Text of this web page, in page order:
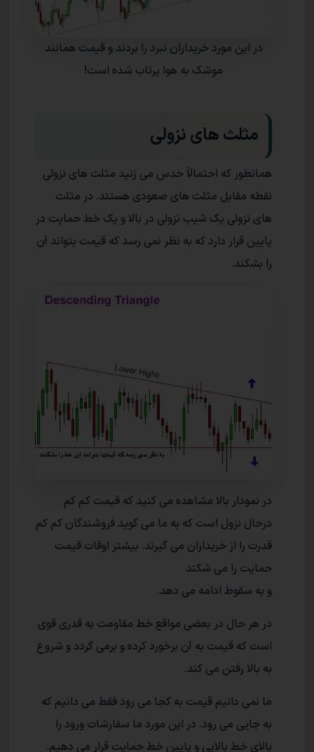
در این مورد خریداران نبرد را بردند و قیمت همانند
موشک به هوا پرتاب شده است!
مثلث های نزولی
همانطور که احتمالاً حدس می زنید مثلث های نزولی
نقطه مقابل مثلث های صعودی هستند. در مثلث
های نزولی یک شیب نزولی در بالا و یک خط حمایت در
پایین قرار دارد که به نظر نمی رسد که قیمت بتواند آن
را بشکند.
در نمودار بالا مشاهده می کنید که قیمت کم کم
درحال نزول است که به ما می گوید فروشندگان کم کم
قدرت را از خریداران می گیرند. بیشتر اوقات قیمت
حمایت را می شکند
و به سقوط ادامه می دهد.
در هر حال در بعضی مواقع خط مقاومت به قدری قوی
است که قیمت به آن برخورد کرده و برمی گردد و شروع
به بالا رفتن می کند.
ما نمی دانیم قیمت به کجا می رود فقط می دانیم که
به جایی می رود. در این مورد ما سفارشات ورود را
بالای خط بالایی و پایین خط حمایت قرار می دهیم.